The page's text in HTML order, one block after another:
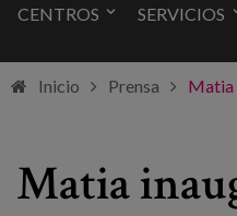
CENTROS SERVICIOS
Inicio Prensa Matia
Matia